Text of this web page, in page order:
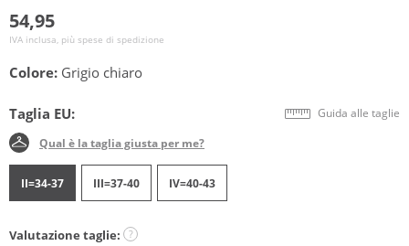
54,95
IVA inclusa, più spese di spedizione
Colore: Grigio chiaro
Taglia EU: Guida alle taglie
Qual è la taglia giusta per me?
II=34-37 III=37-40 IV=40-43
Valutazione taglie: ?